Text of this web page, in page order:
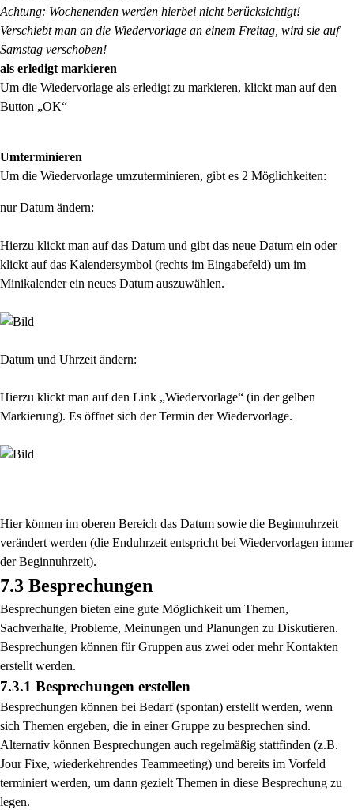
Achtung: Wochenenden werden hierbei nicht berücksichtigt!
Verschiebt man an die Wiedervorlage an einem Freitag, wird sie auf
Samstag verschoben!
als erledigt markieren
Um die Wiedervorlage als erledigt zu markieren, klickt man auf den
Button „OK“
Umterminieren
Um die Wiedervorlage umzuterminieren, gibt es 2 Möglichkeiten:
nur Datum ändern:
Hierzu klickt man auf das Datum und gibt das neue Datum ein oder
klickt auf das Kalendersymbol (rechts im Eingabefeld) um im
Minikalender ein neues Datum auszuwählen.
Datum und Uhrzeit ändern:
Hierzu klickt man auf den Link „Wiedervorlage“ (in der gelben
Markierung). Es öffnet sich der Termin der Wiedervorlage.
Hier können im oberen Bereich das Datum sowie die Beginnuhrzeit
verändert werden (die Enduhrzeit entspricht bei Wiedervorlagen immer
der Beginnuhrzeit).
7.3 Besprechungen
Besprechungen bieten eine gute Möglichkeit um Themen,
Sachverhalte, Probleme, Meinungen und Planungen zu Diskutieren.
Besprechungen können für Gruppen aus zwei oder mehr Kontakten
erstellt werden.
7.3.1 Besprechungen erstellen
Besprechungen können bei Bedarf (spontan) erstellt werden, wenn
sich Themen ergeben, die in einerGruppe zu besprechen sind.
Alternativ können Besprechungen auch regelmäßig stattfinden (z.B.
JourFixe, wiederkehrendes Teammeeting) und bereits im Vorfeld
terminiert werden, um dann gezielt Themen in diese Besprechung zu
legen.